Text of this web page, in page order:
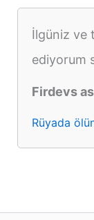
İlgüniz ve
ediyorum
Firdevs
Rüyada